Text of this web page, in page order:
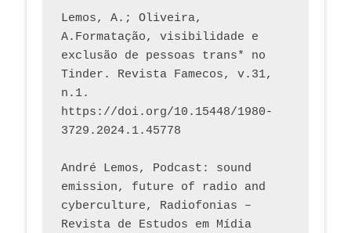
Lemos, A.; Oliveira,
A.Formatação, visibilidade e
exclusão de pessoas trans* no
Tinder. Revista Famecos, v.31,
n.1.
https://doi.org/10.15448/1980-
3729.2024.1.45778
André Lemos, Podcast: sound
emission, future of radio and
cyberculture, Radiofonias –
Revista de Estudos em Mídia